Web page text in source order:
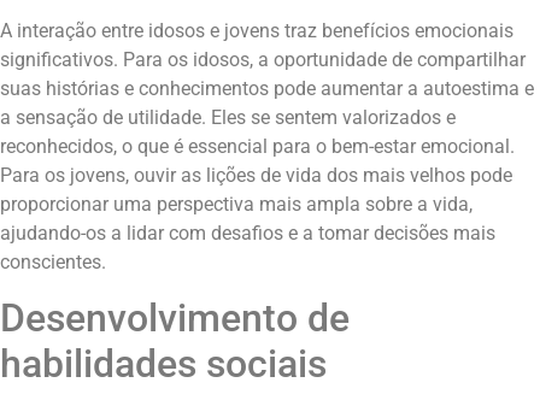
A interação entre idosos e jovens traz benefícios emocionais
significativos. Para os idosos, a oportunidade de compartilhar
suas histórias e conhecimentos pode aumentar a autoestima e
a sensação de utilidade. Eles se sentem valorizados e
reconhecidos, o que é essencial para o bem-estar emocional.
Para os jovens, ouvir as lições de vida dos mais velhos pode
proporcionar uma perspectiva mais ampla sobre a vida,
ajudando-os a lidar com desafios e a tomar decisões mais
conscientes.
Desenvolvimento de
habilidades sociais